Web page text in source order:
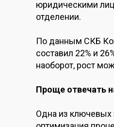
юридическими
отделении.
По данным СКБ
составил 22% и
наоборот, рост
Проще отвечать
Одна из ключевых